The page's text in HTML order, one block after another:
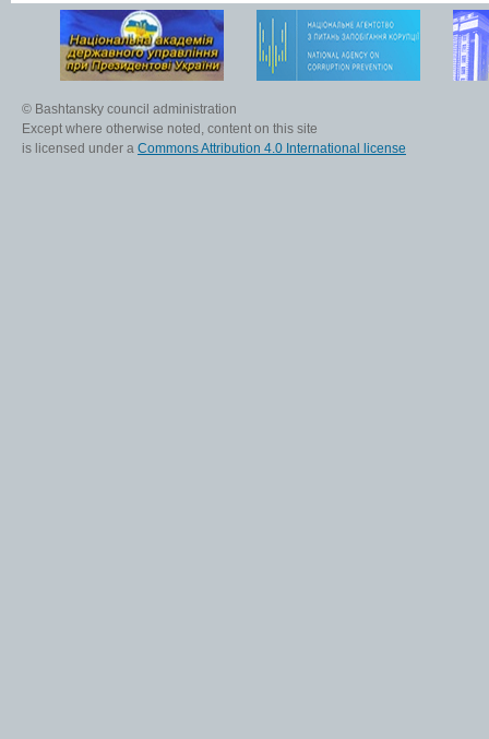
© Bashtansky council administration
Except where otherwise noted, content on this site
is licensed under a Commons Attribution 4.0 International license